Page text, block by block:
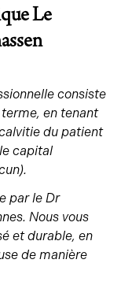
Le
consiste
en tenant
du patient
capital
par le Dr
Nous vous
et durable, en
de manière